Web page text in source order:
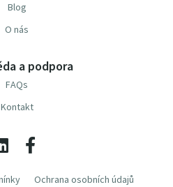
Blog
O nás
a podpora
FAQs
Kontakt
Ochrana osobních údajů